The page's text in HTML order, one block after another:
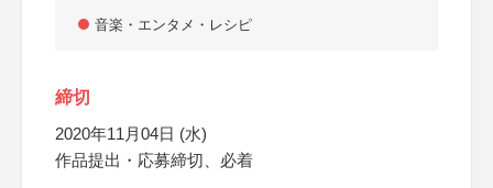
音楽・エンタメ・レシピ
締切
2020年11月04日 (水)
作品提出・応募締切、必着